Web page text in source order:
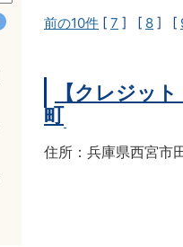
前の10件 [ 7 ] [ 8 ] [
【クレジッ
町
住所：兵庫県西宮市